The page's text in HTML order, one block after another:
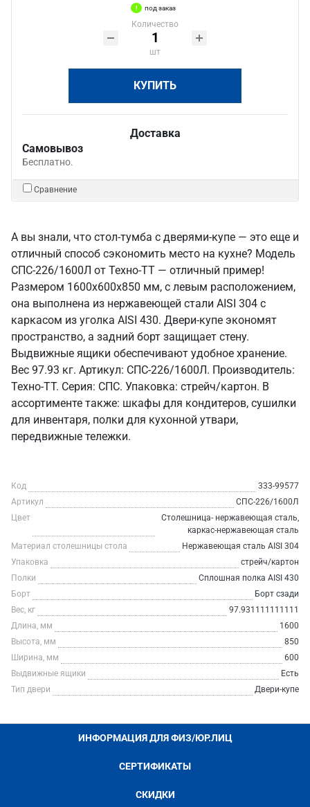
под заказ
Количество
шт
КУПИТЬ
Доставка
Самовывоз
Бесплатно.
Сравнение
А вы знали, что стол-тумба с дверями-купе — это еще и
отличный способ сэкономить место на кухне? Модель
СПС-226/1600Л от Техно-ТТ — отличный пример!
Размером 1600x600x850 мм, с левым расположением,
она выполнена из нержавеющей стали AISI 304 с
каркасом из уголка AISI 430. Двери-купе экономят
пространство, а задний борт защищает стену.
Выдвижные ящики обеспечивают удобное хранение.
Вес 97.93 кг. Артикул: СПС-226/1600Л. Производитель:
Техно-ТТ. Серия: СПС. Упаковка: стрейч/картон. В
ассортименте также: шкафы для кондитеров, сушилки
для инвентаря, полки для кухонной утвари,
передвижные тележки.
Код
333-99577
Артикул
СПС-226/1600Л
Цвет
Столешница- нержавеющая сталь,
каркас-нержавеющая сталь
Материал столешницы стола
Нержавеющая сталь AISI 304
Упаковка
стрейч/картон
Полки
Сплошная полка AISI 430
Борт
Борт сзади
Вес, кг
97.931111111111
Длина, мм
1600
Высота, мм
850
Ширина, мм
600
Выдвижные ящики
Есть
Тип двери
Двери-купе
ИНФОРМАЦИЯ ДЛЯ ФИЗ/ЮР.ЛИЦ
СЕРТИФИКАТЫ
СКИДКИ